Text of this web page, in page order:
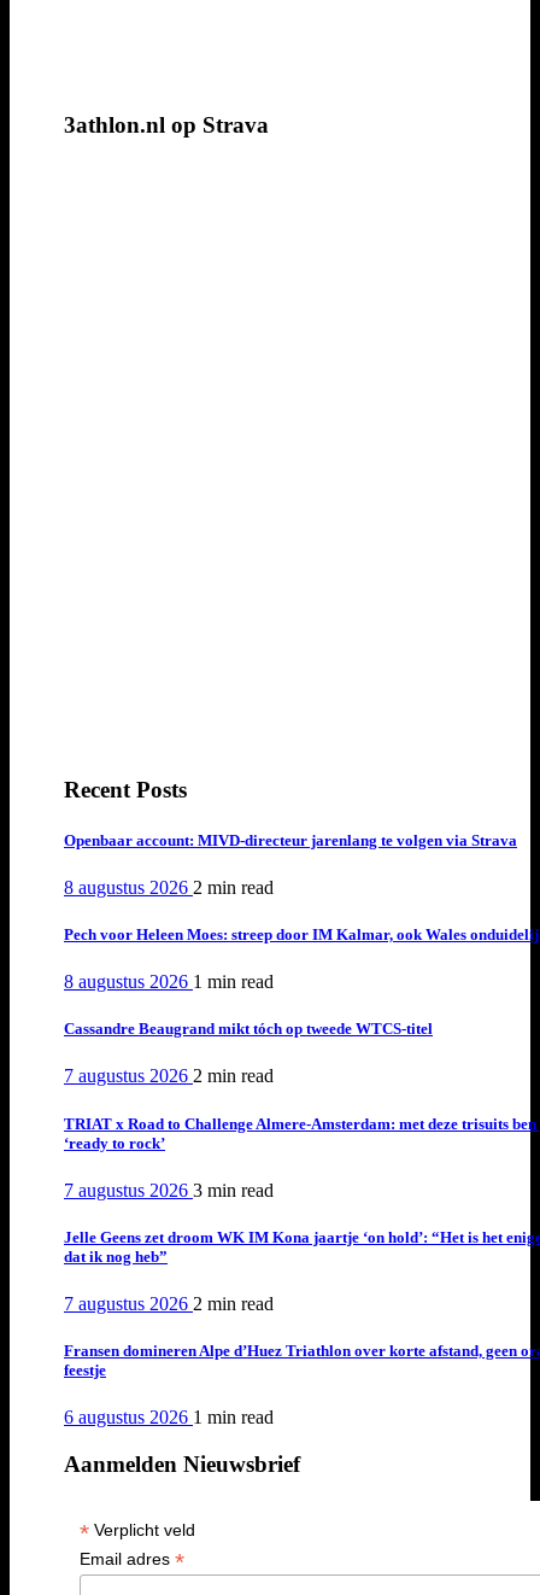
3athlon.nl op Strava
Recent Posts
Openbaar account: MIVD-directeur jarenlang te volgen via Strava
8 augustus 2026 2 min read
Pech voor Heleen Moes: streep door IM Kalmar, ook Wales
8 augustus 2026 1 min read
Cassandre Beaugrand mikt tóch op tweede WTCS-titel
7 augustus 2026 2 min read
TRIAT x Road to Challenge Almere-Amsterdam: met deze trisuits ben
‘ready to rock’
7 augustus 2026 3 min read
Jelle Geens zet droom WK IM Kona jaartje ‘on hold’: “Het is het
dat ik nog heb”
7 augustus 2026 2 min read
Fransen domineren Alpe d’Huez Triathlon over korte afstand, geen
feestje
6 augustus 2026 1 min read
Aanmelden Nieuwsbrief
*Verplicht veld
Email adres *